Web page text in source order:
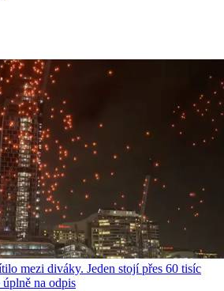
mezi diváky. Jeden stojí přes 60 tisíc
na odpis